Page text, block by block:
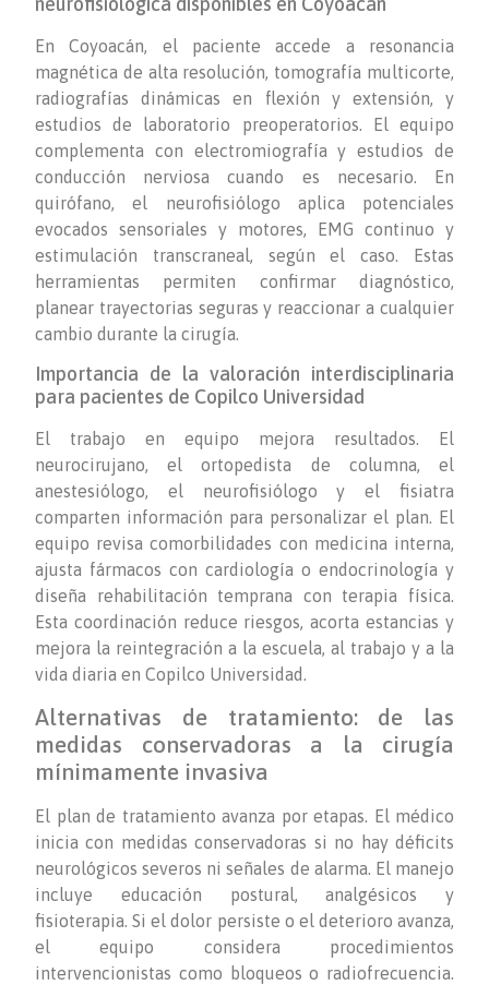
En Coyoacán, el paciente accede a resonancia
magnética de alta resolución, tomografía multicorte,
radiografías dinámicas en flexión y extensión, y
estudios de laboratorio preoperatorios. El equipo
complementa con electromiografía y estudios de
conducción nerviosa cuando es necesario. En
quirófano, el neurofisiólogo aplica potenciales
evocados sensoriales y motores, EMG continuo y
estimulación transcraneal, según el caso. Estas
herramientas permiten confirmar diagnóstico,
planear trayectorias seguras y reaccionar a cualquier
cambio durante la cirugía.
Importancia de la valoración interdisciplinaria
para pacientes de Copilco Universidad
El trabajo en equipo mejora resultados. El
neurocirujano, el ortopedista de columna, el
anestesiólogo, el neurofisiólogo y el fisiatra
comparten información para personalizar el plan. El
equipo revisa comorbilidades con medicina interna,
ajusta fármacos con cardiología o endocrinología y
diseña rehabilitación temprana con terapia física.
Esta coordinación reduce riesgos, acorta estancias y
mejora la reintegración a la escuela, al trabajo y a la
vida diaria en Copilco Universidad.
Alternativas de tratamiento: de las
medidas conservadoras a la cirugía
mínimamente invasiva
El plan de tratamiento avanza por etapas. El médico
inicia con medidas conservadoras si no hay déficits
neurológicos severos ni señales de alarma. El manejo
incluye educación postural, analgésicos y
fisioterapia. Si el dolor persiste o el deterioro avanza,
el equipo considera procedimientos
intervencionistas como bloqueos o radiofrecuencia.